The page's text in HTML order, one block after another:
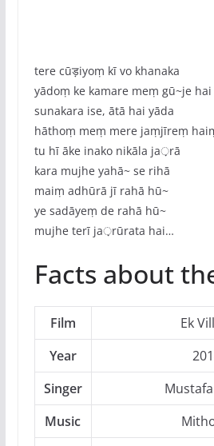
tere cūड़iyoṃ kī vo khanaka
yādoṃ ke kamare meṃ gū~je hai
sunakara ise, ātā hai yāda
hāthoṃ meṃ mere jaṃjīreṃ
tu hī āke inako nikāla ja़rā
kara mujhe yahā~ se rihā
maiṃ adhūrā jī rahā hū~
ye sadāyeṃ de rahā hū~
mujhe terī ja़rūrata hai…
Facts about
Film
Ek
Year
Singer
Music